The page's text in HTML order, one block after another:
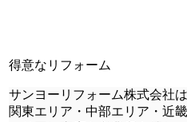
得意なリフォーム
サンヨーリフォーム株式会社
関東エリア・中部エリア・近